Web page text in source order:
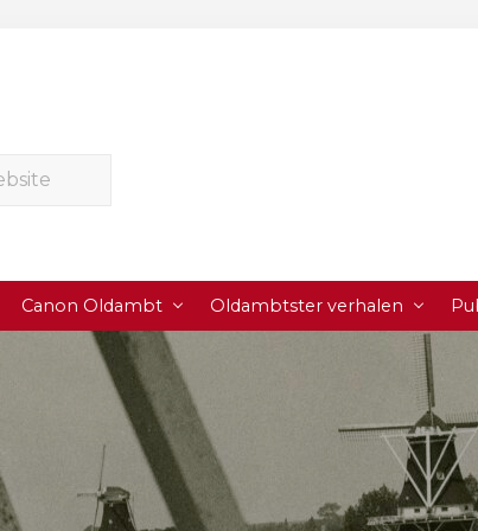
Canon Oldambt Oldambtster verhalen